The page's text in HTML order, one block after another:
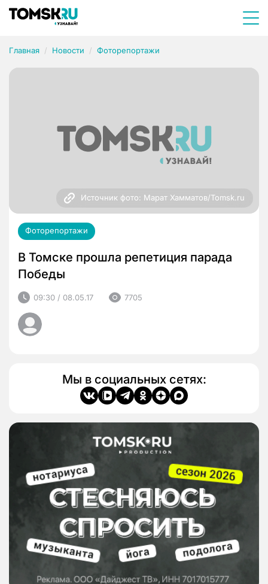
Главная Новости Фоторепортажи
Источник фото: Марат Хамматов/Tomsk.ru
Фоторепортажи
В Томске прошла репетиция парада
Победы
09:30 / 08.05.17 7705
Мы в социальных сетях: